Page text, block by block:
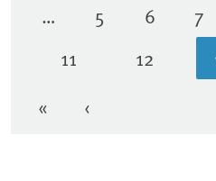
Erste Seite
« Vorherige Seite
‹
… Seite
5 Seite
6 7
Seite
11 Seite
12